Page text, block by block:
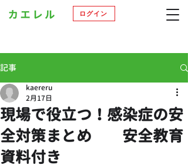
ログイン
記事
現場で役立つ！感染症の安
全対策まとめ 安全教育
資料付き
kaereru
2月17日